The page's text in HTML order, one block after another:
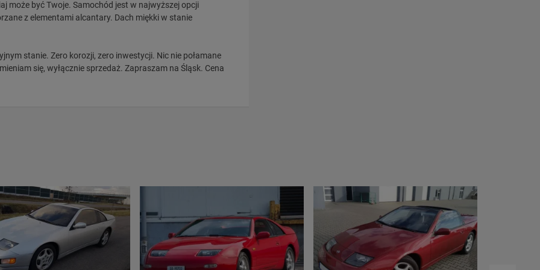
może być Twoje. Samochód jest w najwyższej opcji
z elementami alcantary. Dach miękki w stanie
stanie. Zero korozji, zero inwestycji. Nic nie połamane
się, wyłącznie sprzedaż. Zapraszam na Śląsk. Cena